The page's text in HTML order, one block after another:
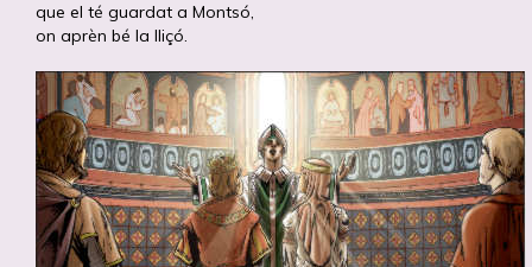
que el té guardat a Montsó,
on aprèn bé la lliçó.